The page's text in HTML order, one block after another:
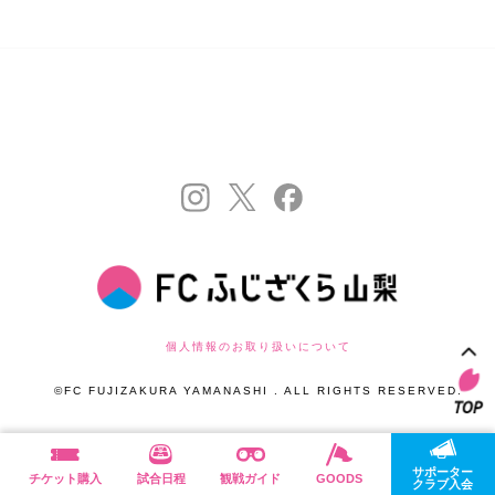
個人情報のお取り扱いについて
©FC FUJIZAKURA YAMANASHI . ALL RIGHTS RESERVED.
チケット購入 試合日程 観戦ガイド GOODS
サポーター
クラブ入会